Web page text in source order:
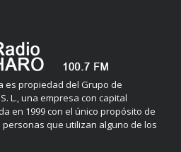
es propiedad del Grupo de
L., una empresa con capital
en 1999 con el único propósito de
que utilizan alguno de los